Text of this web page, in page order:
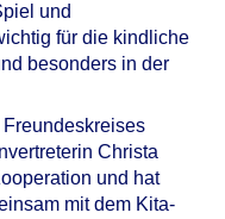
und
für die kindliche
besonders in der
Christa
und hat
mit dem Kita-